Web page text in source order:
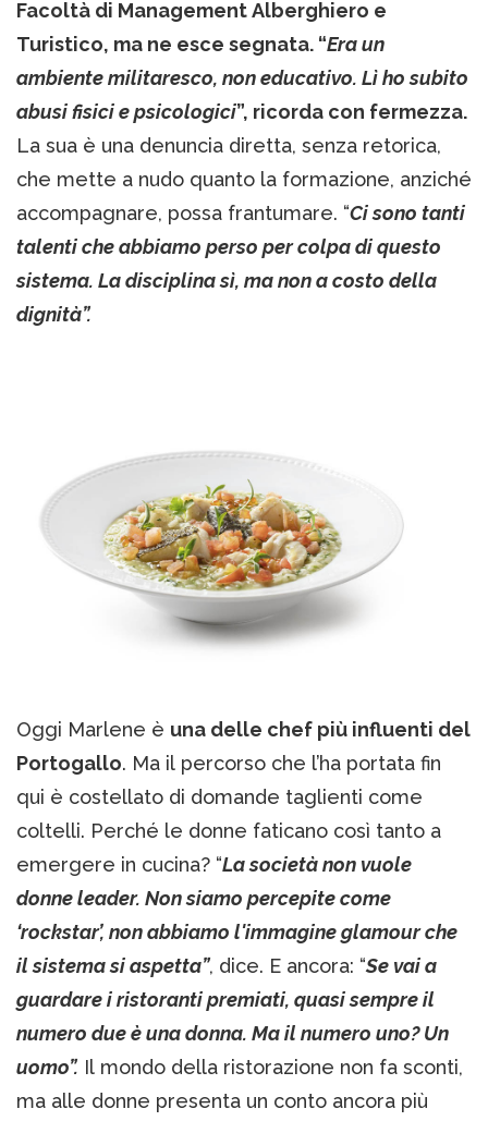
Facoltà di Management Alberghiero e
Turistico, ma ne esce segnata. “Era un
ambiente militaresco, non educativo. Lì ho subito
abusi fisici e psicologici”, ricorda con fermezza.
La sua è una denuncia diretta, senza retorica,
che mette a nudo quanto la formazione, anziché
accompagnare, possa frantumare. “Ci sono tanti
talenti che abbiamo perso per colpa di questo
sistema. La disciplina sì, ma non a costo della
dignità”.
Oggi Marlene è una delle chef più influenti del
Portogallo. Ma il percorso che l’ha portata fin
qui è costellato di domande taglienti come
coltelli. Perché le donne faticano così tanto a
emergere in cucina? “La società non vuole
donne leader. Non siamo percepite come
‘rockstar’, non abbiamo l'immagine glamour che
il sistema si aspetta”, dice. E ancora: “Se vai a
guardare i ristoranti premiati, quasi sempre il
numero due è una donna. Ma il numero uno? Un
uomo”. Il mondo della ristorazione non fa sconti,
ma alle donne presenta un conto ancora più